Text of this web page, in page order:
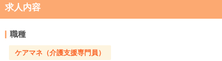
求人内容
職種
ケアマネ（介護支援専門員）